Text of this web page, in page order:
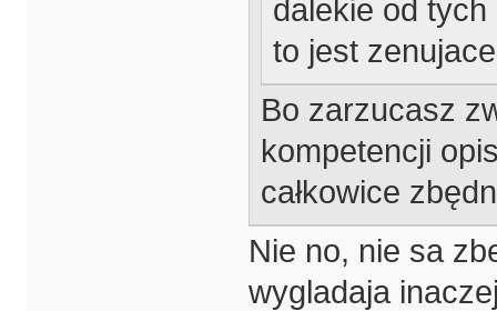
dalekie od
to jest
Bo zarzucasz
kompetencji
całkowice
Nie no, nie sa
wygladaja